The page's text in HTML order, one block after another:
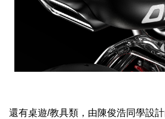
還有桌遊/教具類，由陳俊浩同學設